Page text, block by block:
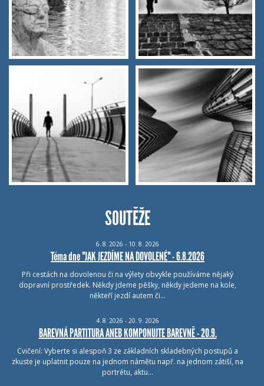
SOUTĚŽE
6. 8. 2026 - 10. 8. 2026
Téma dne "JAK JEZDÍME NA DOVOLENÉ" - 6.8.2026
Při cestách na dovolenou či na výlety obvykle používáme nějaký
dopravní prostředek. Někdy jdeme pěšky, někdy jedeme na kole,
někteří jezdí autem či…
4. 8. 2026 - 20. 9. 2026
BAREVNÁ PARTITURA ANEB KOMPONUJTE BAREVNĚ - 20.9.
Cvičení: Vyberte si alespoň 3 ze základních skladebných postupů a
zkuste je uplatnit pouze na jednom námětu např. na jednom zátiší, na
portrétu, aktu…